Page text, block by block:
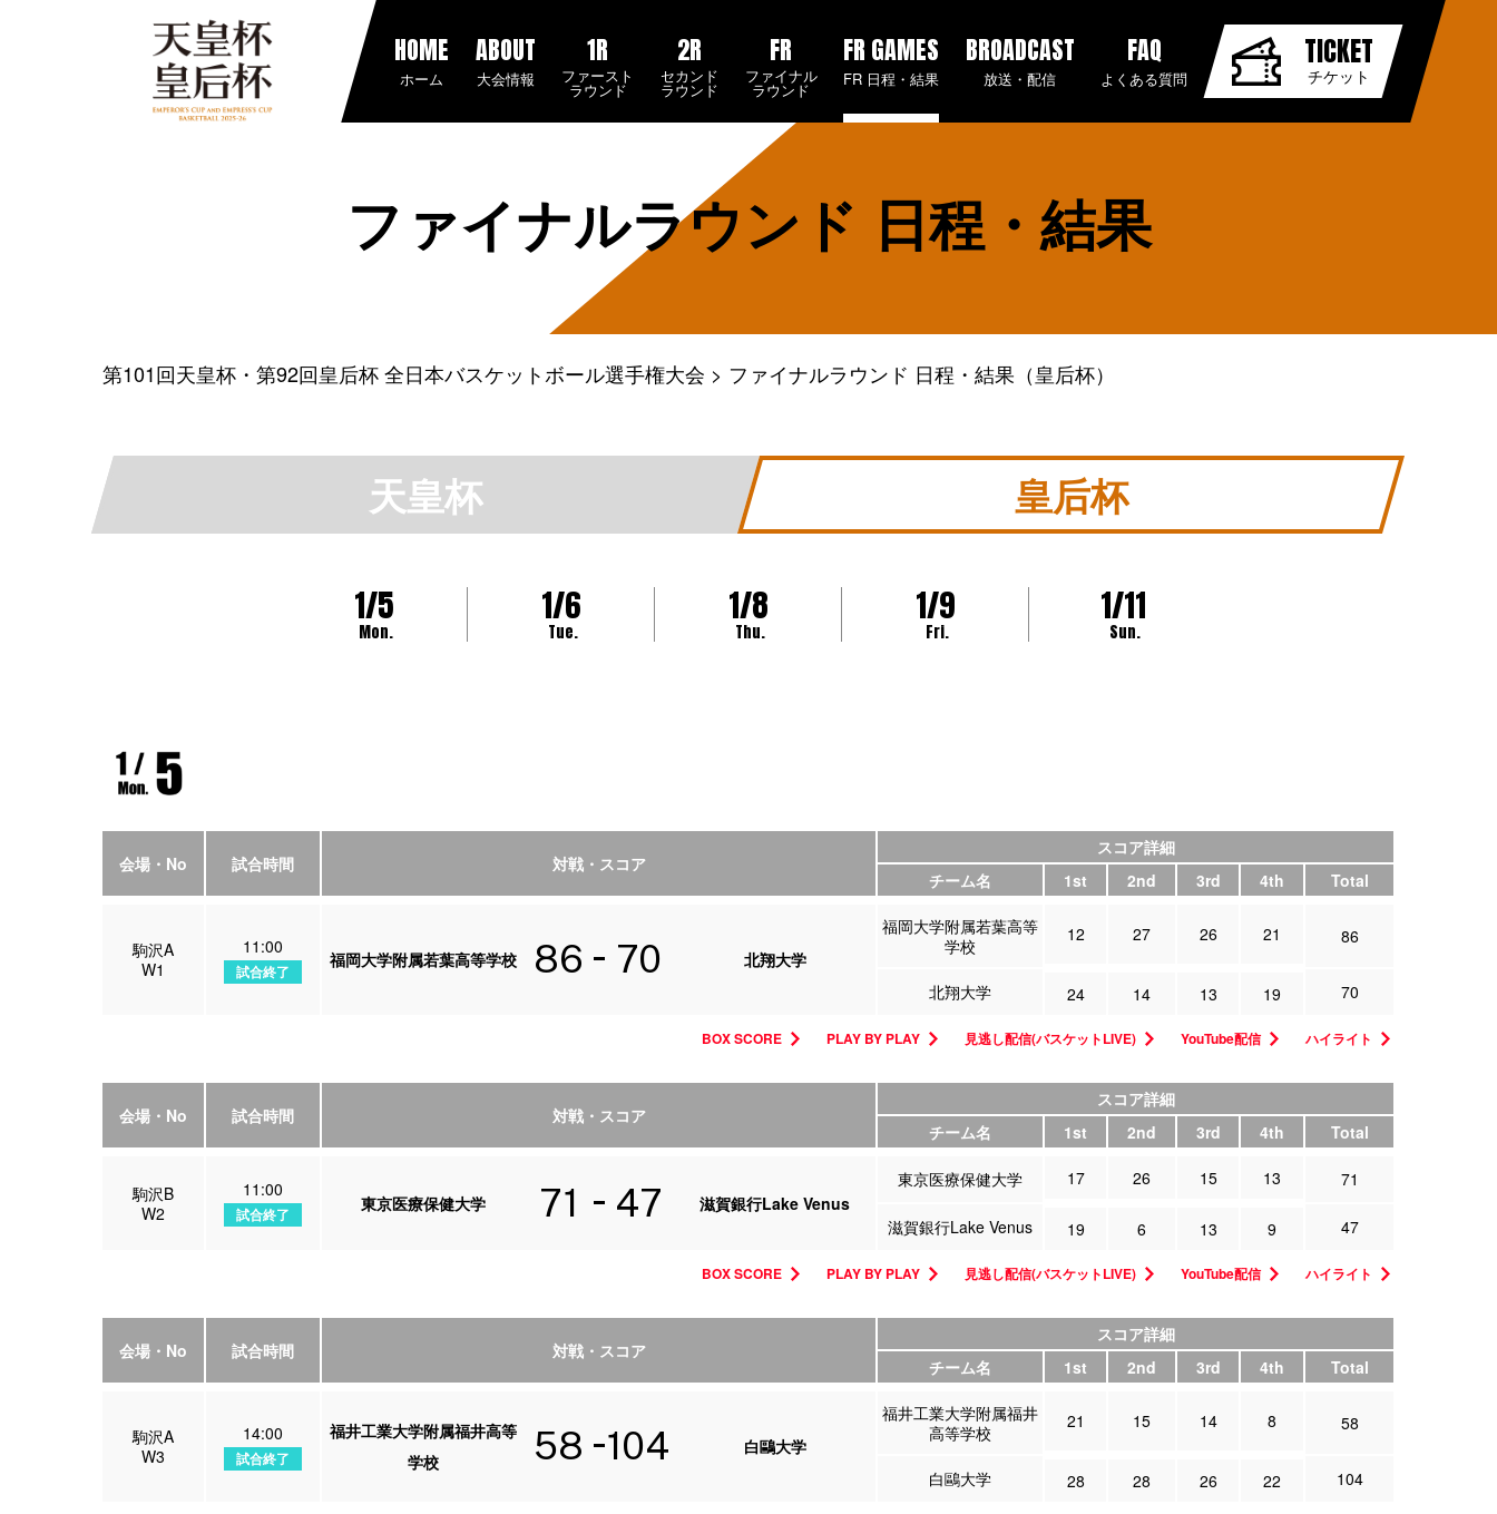
HOME
ホーム
ABOUT
大会情報
1R
ファースト
ラウンド
2R
セカンド
ラウンド
FR
ファイナル
ラウンド
FR GAMES
FR 日程・結果
BROADCAST
放送・配信
FAQ
よくある質問
TICKET
チケット
ファイナルラウンド 日程・結果
第101回天皇杯・第92回皇后杯 全日本バスケットボール選手権大会 ファイナルラウンド 日程・結果（皇后杯）
天皇杯 皇后杯
1/5
Mon.
1/6
Tue.
1/8
Thu.
1/9
Fri.
1/11
Sun.
会場・No 試合時間 対戦・スコア
スコア詳細
チーム名
1st 2nd 3rd 4th Total
駒沢A
W1
11:00
試合終了
福岡大学附属若葉高等学校 86 70 北翔大学
福岡大学附属若葉高等
学校
12 27 26 21 86
北翔大学 24 14 13 19 70
BOX SCORE PLAY BY PLAY 見逃し配信(バスケットLIVE) YouTube配信 ハイライト
会場・No 試合時間 対戦・スコア
スコア詳細
チーム名
1st 2nd 3rd 4th Total
駒沢B
W2
11:00
試合終了 東京医療保健大学 71 47 滋賀銀行Lake Venus
東京医療保健大学 17 26 15 13 71
滋賀銀行Lake Venus 19 6 13 9 47
BOX SCORE PLAY BY PLAY 見逃し配信(バスケットLIVE) YouTube配信 ハイライト
会場・No 試合時間 対戦・スコア
スコア詳細
チーム名
1st 2nd 3rd 4th Total
駒沢A
W3
14:00
試合終了
福井工業大学附属福井高等
学校
58 104 白鷗大学
福井工業大学附属福井
高等学校
21 15 14 8 58
白鷗大学 28 28 26 22 104